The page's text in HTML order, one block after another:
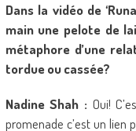
Dans la vidéo de
main une pelote de
métaphore d’une
tordue ou cassée?
Nadine Shah : Oui!
promenade c’est un lien